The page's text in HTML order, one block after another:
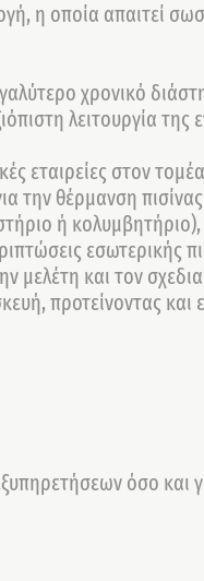
η οποία απαιτεί
χρονικό
λειτουργία της
εταιρείες στον
την θέρμανση
ή
εσωτερικής
μελέτη και τον
προτείνοντας
όσο και